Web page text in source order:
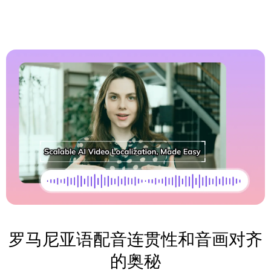
罗马尼亚语配音连贯性和音画对齐
的奥秘